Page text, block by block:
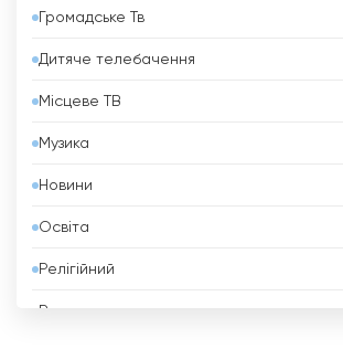
Бахрейн
Беліз
Бельгія
Бенін
Білорусь
Болгарія
Болівія
Громадське Тв
Дитяче телебачення
Місцеве ТВ
Музика
Новини
Освіта
Релігійний
Розваги